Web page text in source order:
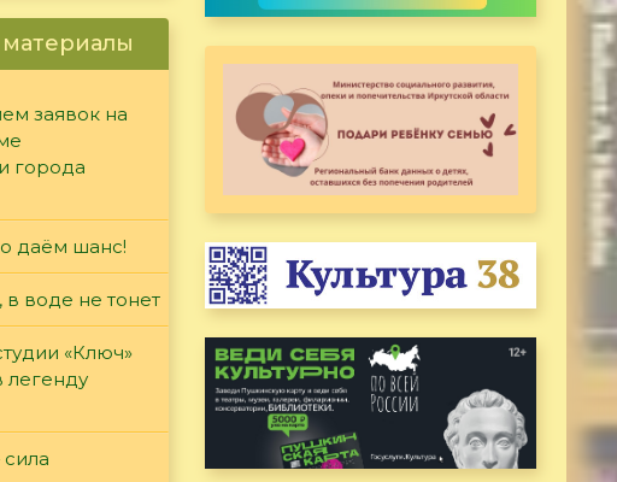
заявок на
города
даём шанс!
в воде не тонет
«Ключ»
легенду